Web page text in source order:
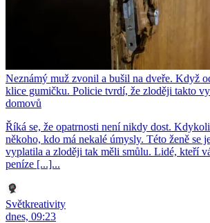
Neznámý muž zvonil a bušil na dveře. Když
klice gumičku. Policie tvrdí, že zloději takto
domovů
Říká se, že opatrnosti není nikdy dost.
někoho, kdo má nekalé úmysly. Této ženě se
vyplatila a zloději tak měli smůlu. Lidé, kteří
peníze [...]...
Světkreativity
dnes, 09:23